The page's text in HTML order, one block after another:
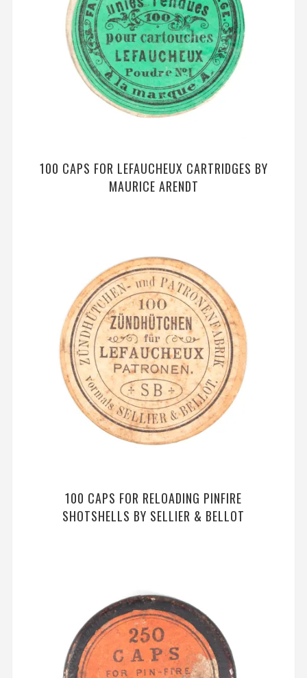
100 CAPS FOR LEFAUCHEUX CARTRIDGES BY
MAURICE ARENDT
100 CAPS FOR RELOADING PINFIRE
SHOTSHELLS BY SELLIER & BELLOT